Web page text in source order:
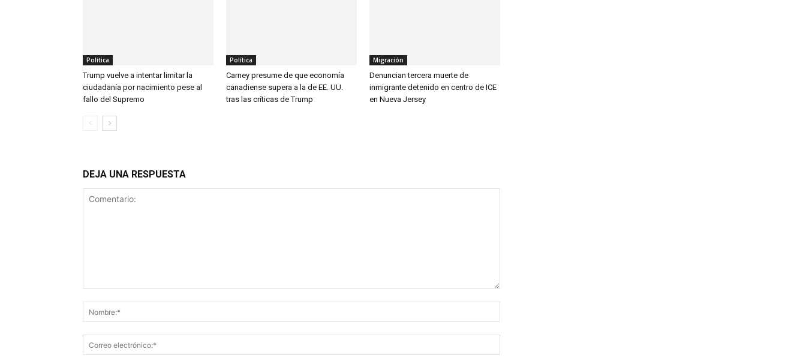
Política
Trump vuelve a intentar limitar la
ciudadanía por nacimiento pese al
fallo del Supremo
Política
Carney presume de que economía
canadiense supera a la de EE. UU.
tras las críticas de Trump
Migración
Denuncian tercera muerte de
inmigrante detenido en centro de ICE
en Nueva Jersey
DEJA UNA RESPUESTA